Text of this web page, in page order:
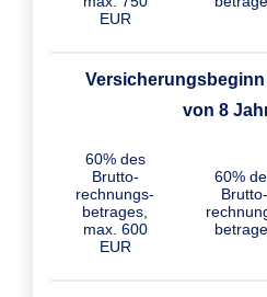
EUR
von 8
60% des
Brutto­
rechnungs­
betrages,
max. 600
EUR
60%
Brutto­